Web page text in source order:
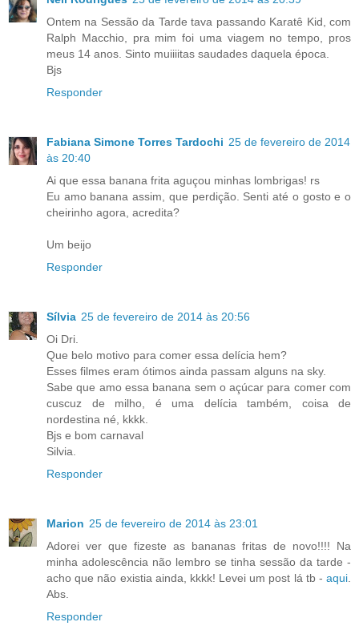
Ontem na Sessão da Tarde tava passando Karatê Kid, com
Ralph Macchio, pra mim foi uma viagem no tempo, pros
meus 14 anos. Sinto muiiiitas saudades daquela época.
Bjs
Responder
Fabiana Simone Torres Tardochi 25 de fevereiro de 2014
às 20:40
Ai que essa banana frita aguçou minhas lombrigas! rs
Eu amo banana assim, que perdição. Senti até o gosto e o
cheirinho agora, acredita?
Um beijo
Responder
Sílvia 25 de fevereiro de 2014 às 20:56
Oi Dri.
Que belo motivo para comer essa delícia hem?
Esses filmes eram ótimos ainda passam alguns na sky.
Sabe que amo essa banana sem o açúcar para comer com
cuscuz de milho, é uma delícia também, coisa de
nordestina né, kkkk.
Bjs e bom carnaval
Silvia.
Responder
Marion 25 de fevereiro de 2014 às 23:01
Adorei ver que fizeste as bananas fritas de novo!!!! Na
minha adolescência não lembro se tinha sessão da tarde -
acho que não existia ainda, kkkk! Levei um post lá tb - aqui
Abs.
Responder